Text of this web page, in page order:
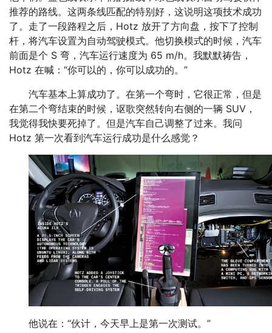
推荐的路线。这两条线匹配的特别好，这说明这项技术成功
了。走了一段路程之后，Hotz 放开了方向盘，按下了控制
杆，将汽车设置为自动驾驶模式。他切换模式的时候，汽车
前面是个 S 弯，汽车运行速度为 65 m/h。我默默祷告，
Hotz 在喊：“你可以的，你可以成功的。”
汽车基本上算成功了。在第一个弯时，它很正常，但是
在第二个弯结束的时候，讴歌突然转向右侧的一辆 SUV，
我觉得我快要死掉了。但是汽车自己调整了过来。我问
Hotz 第一次看到汽车运行成功是什么感觉？
他说在：“伙计，今天早上是第一次测试。”